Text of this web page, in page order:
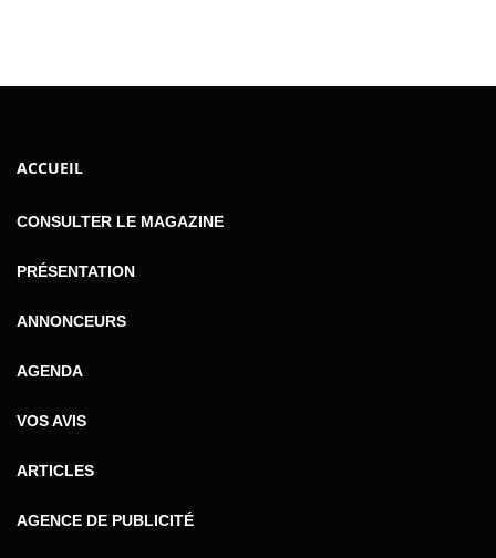
ACCUEIL
CONSULTER LE MAGAZINE
PRÉSENTATION
ANNONCEURS
AGENDA
VOS AVIS
ARTICLES
AGENCE DE PUBLICITÉ